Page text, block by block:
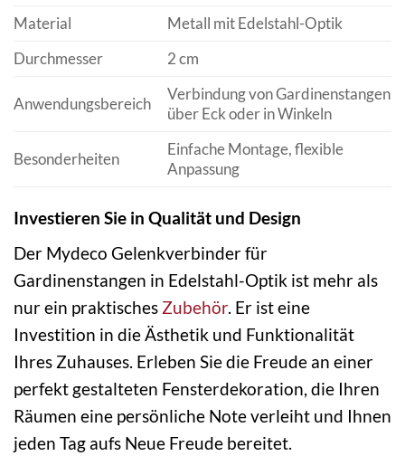
Material
Metall mit Edelstahl-Optik
Durchmesser
2 cm
Anwendungsbereich
Verbindung von Gardinenstangen
über Eck oder in Winkeln
Besonderheiten
Einfache Montage, flexible
Anpassung
Investieren Sie in Qualität und Design
Der Mydeco Gelenkverbinder für
Gardinenstangen in Edelstahl-Optik ist mehr als
nur ein praktisches Zubehör. Er ist eine
Investition in die Ästhetik und Funktionalität
Ihres Zuhauses. Erleben Sie die Freude an einer
perfekt gestalteten Fensterdekoration, die Ihren
Räumen eine persönliche Note verleiht und Ihnen
jeden Tag aufs Neue Freude bereitet.